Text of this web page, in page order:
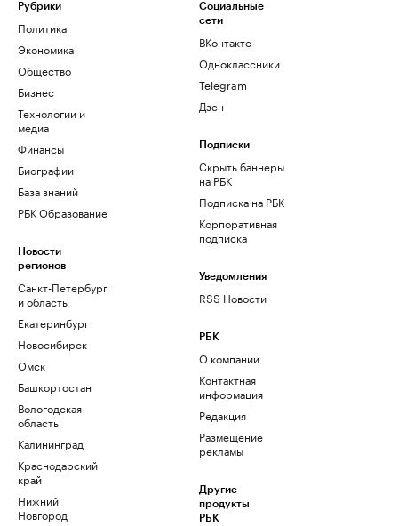
Рубрики
Политика
Экономика
Общество
Бизнес
Технологии и
медиа
Финансы
Биографии
База знаний
РБК Образование
Новости
регионов
Санкт-Петербург
и область
Екатеринбург
Новосибирск
Омск
Башкортостан
Вологодская
область
Калининград
Краснодарский
край
Нижний
Новгород
Социальные
сети
ВКонтакте
Одноклассники
Telegram
Дзен
Подписки
Скрыть баннеры
на РБК
Подписка на РБК
Корпоративная
подписка
Уведомления
RSS Новости
РБК
О компании
Контактная
информация
Редакция
Размещение
рекламы
Другие
продукты
РБК